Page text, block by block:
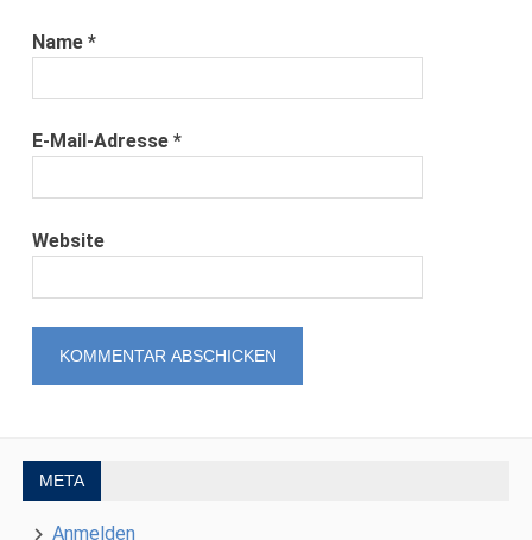
Name*
E-Mail-Adresse*
Website
META
Anmelden